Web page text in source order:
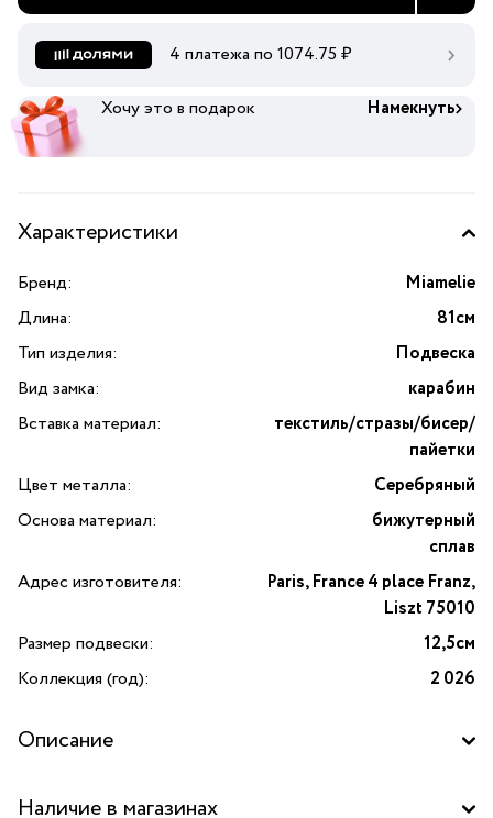
4 платежа по 1074.75 ₽
Хочу это в подарок Намекнуть
Характеристики
Бренд:
Miamelie
Длина:
81см
Тип изделия:
Подвеска
Вид замка:
карабин
Вставка материал:
текстиль/стразы/бисер/
пайетки
Цвет металла:
Серебряный
Основа материал:
бижутерный
сплав
Адрес изготовителя:
Paris, France 4 place Franz,
Liszt 75010
Размер подвески:
12,5см
Коллекция (год):
2 026
Описание
Наличие в магазинах